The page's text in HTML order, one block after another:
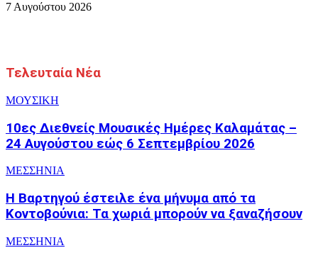
7 Αυγούστου 2026
Τελευταία Νέα
ΜΟΥΣΙΚΗ
10ες Διεθνείς Μουσικές Ημέρες Καλαμάτας –
24 Αυγούστου εώς 6 Σεπτεμβρίου 2026
ΜΕΣΣΗΝΙΑ
Η Βαρτηγού έστειλε ένα μήνυμα από τα
Κοντοβούνια: Τα χωριά μπορούν να ξαναζήσουν
ΜΕΣΣΗΝΙΑ